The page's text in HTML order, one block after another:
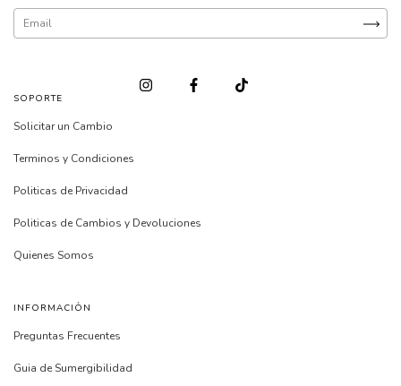
SOPORTE
Solicitar un Cambio
Terminos y Condiciones
Politicas de Privacidad
Politicas de Cambios y Devoluciones
Quienes Somos
INFORMACIÓN
Preguntas Frecuentes
Guia de Sumergibilidad